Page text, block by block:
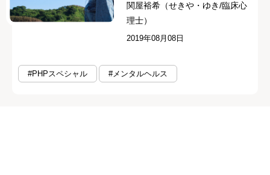
関屋裕希（せきや・ゆき/臨床心
理士）
2019年08月08日
#PHPスペシャル #メンタルヘルス